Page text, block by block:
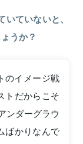
ていないと、
うか？
のイメージ戦
トだからこそ
ンダーグラウ
ばかりなんで